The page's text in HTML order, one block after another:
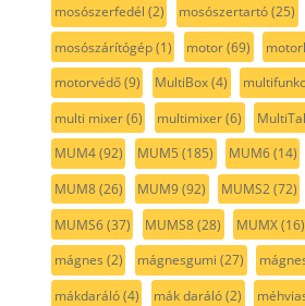
mosószerfedél (2) mosószertartó(25)
mosószárítógép(1) motor(69)
motorvédő(9) MultiBox(4)
multi mixer(6) multimixer(6)
MUM4(92) MUM5 (185) MUM6(14)
MUM8(26) MUM9(92) MUMS2(72)
MUMS6(37) MUMS8(28) MUMX(16)
mágnes (2) mágnesgumi (27)
mákdaráló(4) mák daráló(2)